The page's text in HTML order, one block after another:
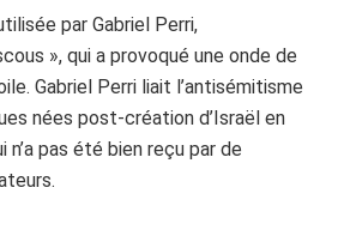
par Gabriel Perri,
», qui a provoqué une onde de
Gabriel Perri liait l’antisémitisme
nées post-création d’Israël en
n’a pas été bien reçu par de